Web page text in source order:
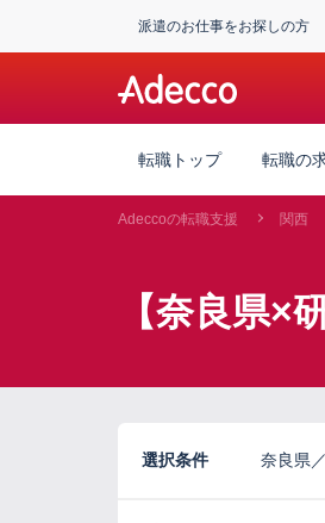
派遣のお仕事をお探しの方
転職トップ 転職の
Adeccoの転職支援 関西
【奈良県×
選択条件 奈良県